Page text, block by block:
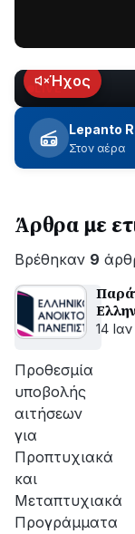
Ναυπάκτου
εδώ
και
περίπου
δύο
ώρες
εξέλιξη
οι
εργασίες
ΔΕΔΔΗΕ
για
την
της
βλάβης
LIVEΉχος
Lepanto
Στον αέρα
Άρθρα με
Βρέθηκαν 9
14
Προθεσμία
υποβολής
αιτήσεων
για
Προπτυχιακά
και
Μεταπτυχιακά
Προγράμματα